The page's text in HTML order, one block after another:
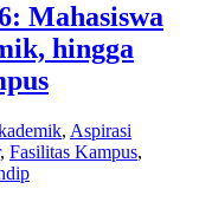
Mahasiswa
hingga
, Aspirasi
, Fasilitas Kampus,